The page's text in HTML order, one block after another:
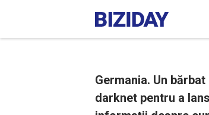
Germania. Un
darknet pentru a